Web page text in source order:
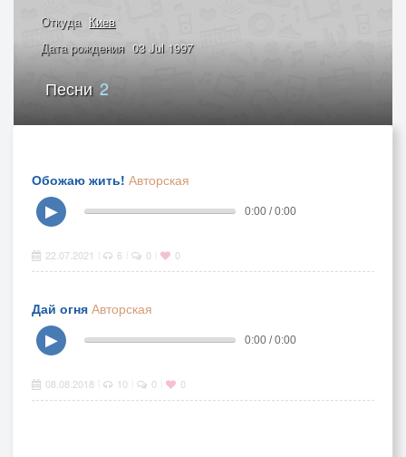
Откуда Киев
Дата рождения 03 Jul 1997
Песни 2
Обожаю жить! Авторская
▶
0:00 / 0:00
22.07.2021 6 0 0
Дай огня Авторская
▶
0:00 / 0:00
08.08.2018 10 0 0